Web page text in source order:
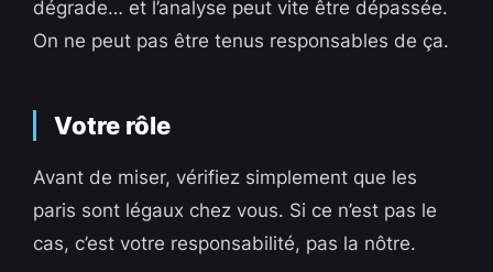
dégrade… et l’analyse peut vite être dépassée.
On ne peut pas être tenus responsables de ça.
Votre rôle
Avant de miser, vérifiez simplement que les
paris sont légaux chez vous. Si ce n’est pas le
cas, c’est votre responsabilité, pas la nôtre.